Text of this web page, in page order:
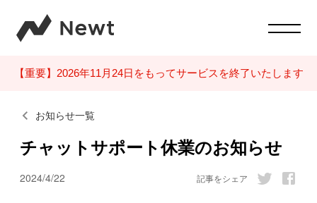
【重要】2026年11月24日をもってサービスを終了いたします
お知らせ一覧
チャットサポート休業のお知らせ
2024/4/22 記事をシェア